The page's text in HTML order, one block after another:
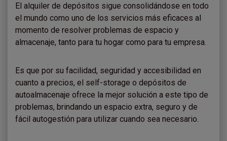
El alquiler de depósitos sigue consolidándose en todo
el mundo como uno de los servicios más eficaces al
momento de resolver problemas de espacio y
almacenaje, tanto para tu hogar como para tu empresa.
Es que por su facilidad, seguridad y accesibilidad en
cuanto a precios, el self-storage o depósitos de
autoalmacenaje ofrece la mejor solución a este tipo de
problemas, brindando un espacio extra, seguro y de
fácil autogestión para utilizar cuando sea necesario.